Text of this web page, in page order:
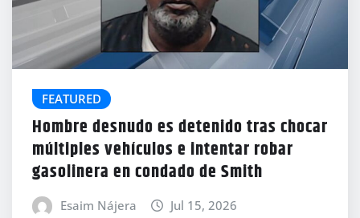
FEATURED
Hombre desnudo es detenido tras chocar
múltiples vehículos e intentar robar
gasolinera en condado de Smith
Esaim Nájera Jul 15, 2026